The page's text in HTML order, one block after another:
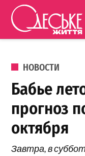
Перейти к
ОПУБЛИКОВАНО
НОВОСТИ
Бабье
прогноз
октября
Завтра, в